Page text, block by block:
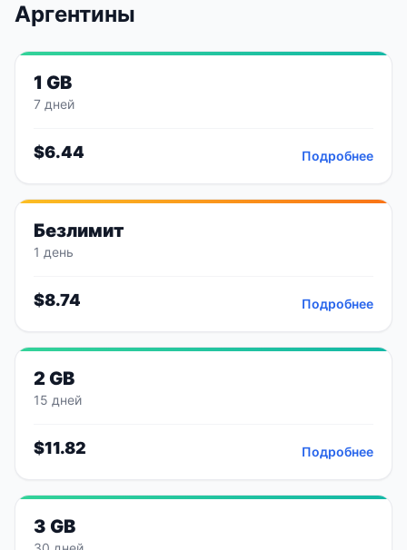
Аргентины
1 GB
7 дней
$6.44 Подробнее
Безлимит
1 день
$8.74 Подробнее
2 GB
15 дней
$11.82 Подробнее
3 GB